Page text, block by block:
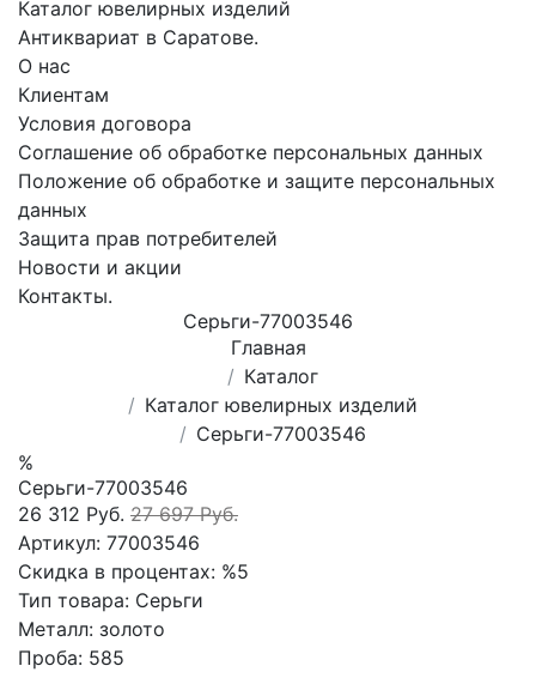
Каталог ювелирных изделий
Антиквариат в Саратове.
О нас
Клиентам
Условия договора
Соглашение об обработке персональных данных
Положение об обработке и защите персональных
данных
Защита прав потребителей
Новости и акции
Контакты.
Сеpьги-77003546
Главная
Каталог
Каталог ювелирных изделий
Сеpьги-77003546
%
Сеpьги-77003546
26 312 Руб. 27 697 Руб.
Артикул: 77003546
Скидка в процентах: %5
Тип товара: Сеpьги
Металл: золото
Проба: 585